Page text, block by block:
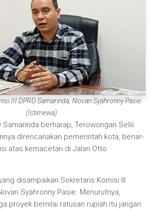
III DPRD Samarinda, Novan Syahronny Pasie.
(Istimewa)
Samarinda berharap, Terowongan Selili
direncanakan pemerintah kota, benar-
atas kemacetan di Jalan Otto
disampaikan Sekretaris Komisi III
Syahronny Pasie. Menurutnya,
proyek bernilai ratusan rupiah itu jangan